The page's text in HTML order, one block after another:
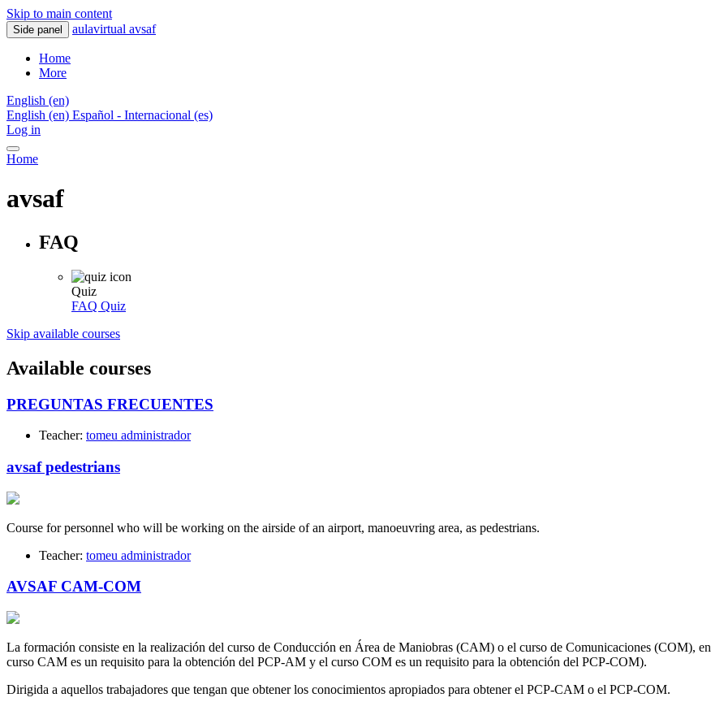
Skip to main content
Side panel aulavirtual avsaf
Home
More
English ‎(en)‎
English ‎(en)‎ Español - Internacional ‎(es)‎
Log in
Home
avsaf
FAQ
Quiz
FAQ Quiz
Skip available courses
Available courses
PREGUNTAS FRECUENTES
Teacher: tomeu administrador
avsaf pedestrians
Course for personnel who will be working on the airside of an airport, manoeuvring area, as pedestrians.
Teacher: tomeu administrador
AVSAF CAM-COM
La formación consiste en la realización del curso de Conducción en Área de Maniobras (CAM) o el curso de Comunicaciones (COM),
curso CAM es un requisito para la obtención del PCP-AM y el curso COM es un requisito para la obtención del PCP-COM).
Dirigida a aquellos trabajadores que tengan que obtener los conocimientos apropiados para obtener el PCP-CAM o el PCP-COM.